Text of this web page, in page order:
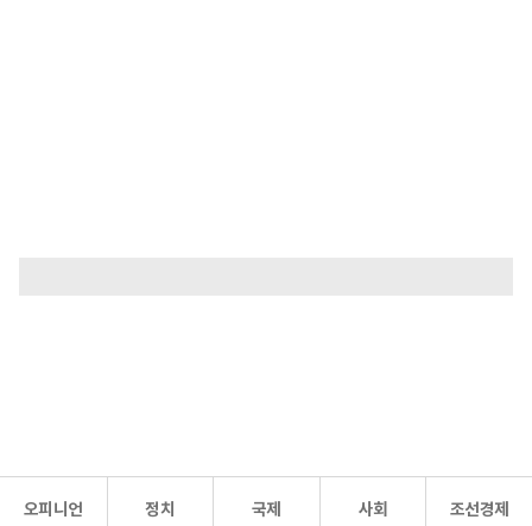
오피니언 정치 국제 사회 조선경제